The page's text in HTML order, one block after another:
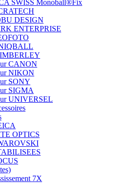
SWISS Monoball®Fix
DESIGN
ENTERPRISE
CANON
NIKON
SONY
SIGMA
UNIVERSEL
OPTICS
7X